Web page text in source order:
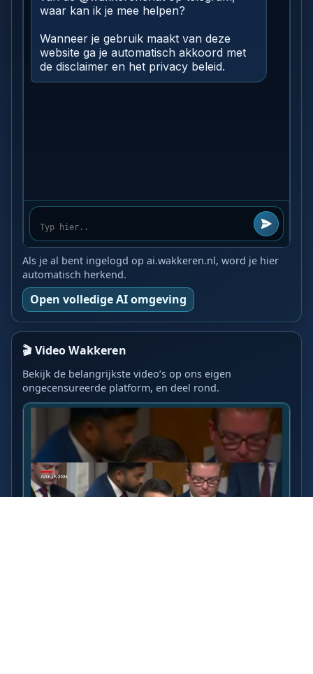
Als je al bent ingelogd op ai.wakkeren.nl, word je hier
automatisch herkend.
Open volledige AI omgeving
🎬 Video Wakkeren
Bekijk de belangrijkste video’s op ons eigen
ongecensureerde platform, en deel rond.